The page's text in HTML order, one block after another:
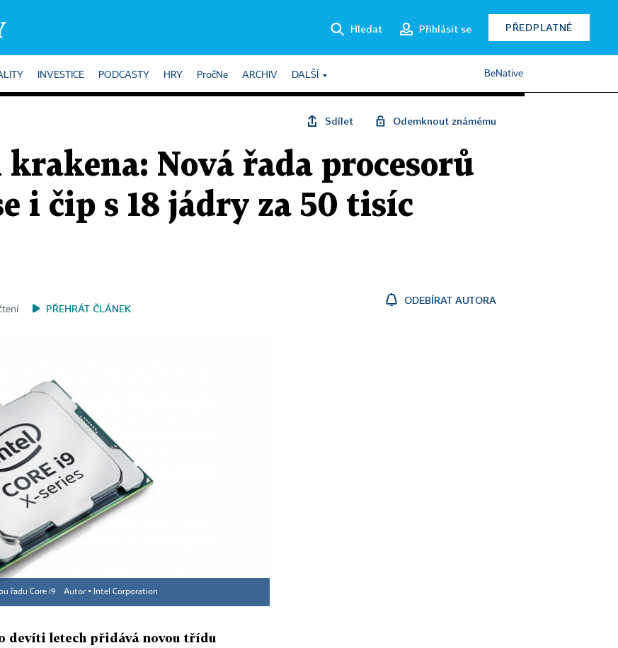
Hledat Přihlásit se PŘEDPLATNÉ
INVESTICE PODCASTY HRY PročNe ARCHIV DALŠÍ BeNative
Sdílet Odemknout známému
Nová řada procesorů
i čip s 18 jádry za 50 tisíc
PŘEHRÁT ČLÁNEK
ODEBÍRAT AUTORA
řadu Core i9 Autor ▪ Intel Corporation
devíti letech přidává novou třídu